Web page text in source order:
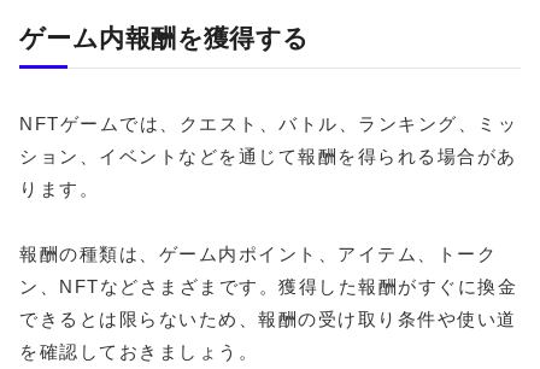
ゲーム内報酬を獲得する
NFTゲームでは、クエスト、バトル、ランキング、ミッ
ション、イベントなどを通じて報酬を得られる場合があ
ります。
報酬の種類は、ゲーム内ポイント、アイテム、トーク
ン、NFTなどさまざまです。獲得した報酬がすぐに換金
できるとは限らないため、報酬の受け取り条件や使い道
を確認しておきましょう。